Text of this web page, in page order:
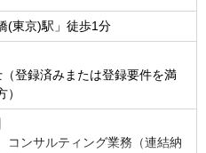
(東京)駅」徒歩1分
登録済みまたは登録要件を満
コンサルティング業務（連結納